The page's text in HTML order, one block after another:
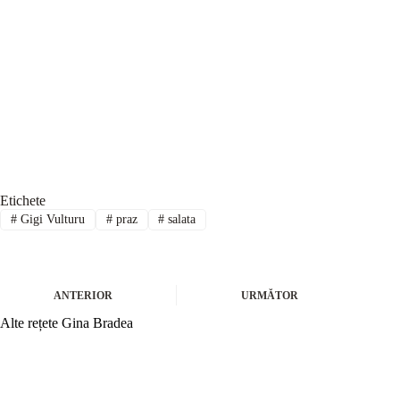
Etichete
#Gigi Vulturu #praz # salata
ANTERIOR URMĂTOR
Alte rețete Gina Bradea